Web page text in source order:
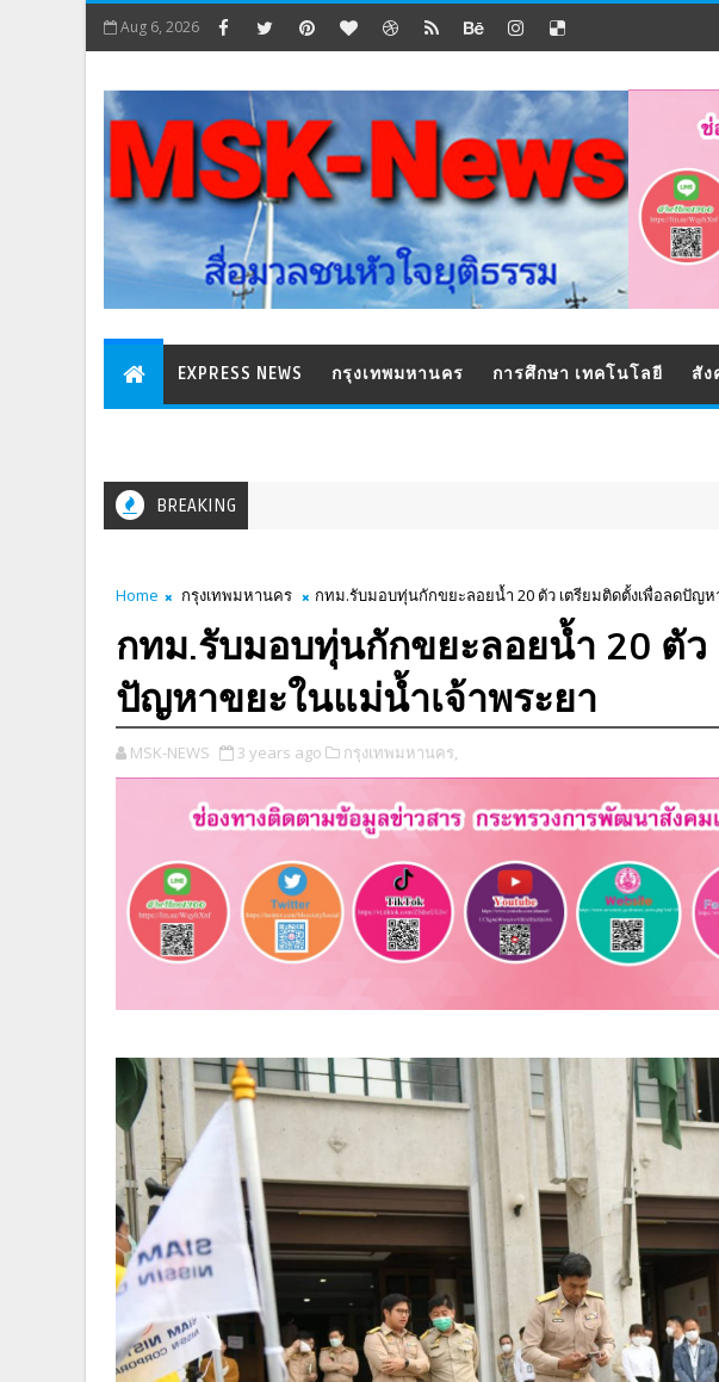
Aug 6, 2026
EXPRESS NEWS กรุงเทพมหานคร การศึกษา เทคโนโลยี สัง
BREAKING
Home กรุงเทพมหานคร กทม.รับมอบทุ่นกักขยะลอยน้ำ 20 ตัว เตรียมติดตั้งเพื่อลดปัญห
กทม.รับมอบทุ่นกักขยะลอยน้ำ 20 ตัว
ปัญหาขยะในแม่น้ำเจ้าพระยา
MSK-NEWS 3 years ago กรุงเทพมหานคร,